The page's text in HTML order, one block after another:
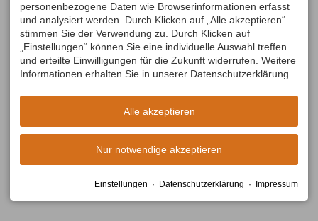
personenbezogene Daten wie Browserinformationen erfasst
und analysiert werden. Durch Klicken auf „Alle akzeptieren“
stimmen Sie der Verwendung zu. Durch Klicken auf
„Einstellungen“ können Sie eine individuelle Auswahl treffen
und erteilte Einwilligungen für die Zukunft widerrufen. Weitere
Informationen erhalten Sie in unserer Datenschutzerklärung.
Alle akzeptieren
Nur notwendige akzeptieren
Einstellungen · Datenschutzerklärung · Impressum